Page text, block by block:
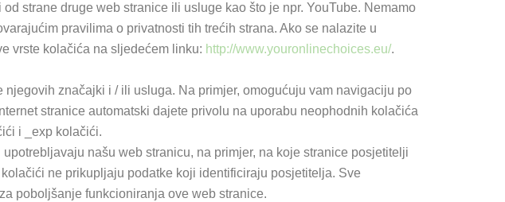
strane druge web stranice ili usluge kao što je npr. YouTube. Nemamo
pravilima o privatnosti tih trećih strana. Ako se nalazite u
vrste kolačića na sljedećem linku: http://www.youronlinechoices.eu/.
značajki i / ili usluga. Na primjer, omogućuju vam navigaciju po
stranice automatski dajete privolu na uporabu neophodnih kolačića
i _exp kolačići.
našu web stranicu, na primjer, na koje stranice posjetitelji
ne prikupljaju podatke koji identificiraju posjetitelja. Sve
poboljšanje funkcioniranja ove web stranice.